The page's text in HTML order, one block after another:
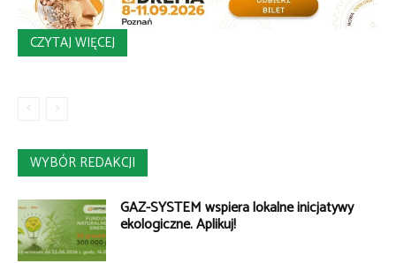
CZYTAJ WIĘCEJ
WYBÓR REDAKCJI
GAZ-SYSTEM wspiera lokalne inicjatywy
ekologiczne. Aplikuj!